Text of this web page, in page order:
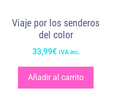
Viaje por los senderos
del color
33,99€ IVA inc.
Añadir al carrito